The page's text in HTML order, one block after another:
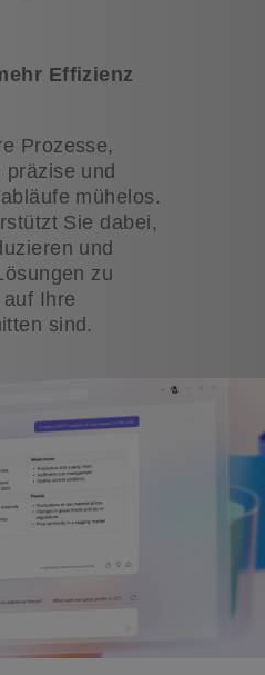
Effizienz
Prozesse,
und
mühelos.
Sie dabei,
und
zu
Ihre
sind.